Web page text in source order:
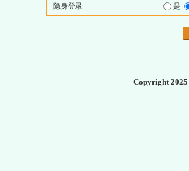
隐身登录 是
Copyright 2025